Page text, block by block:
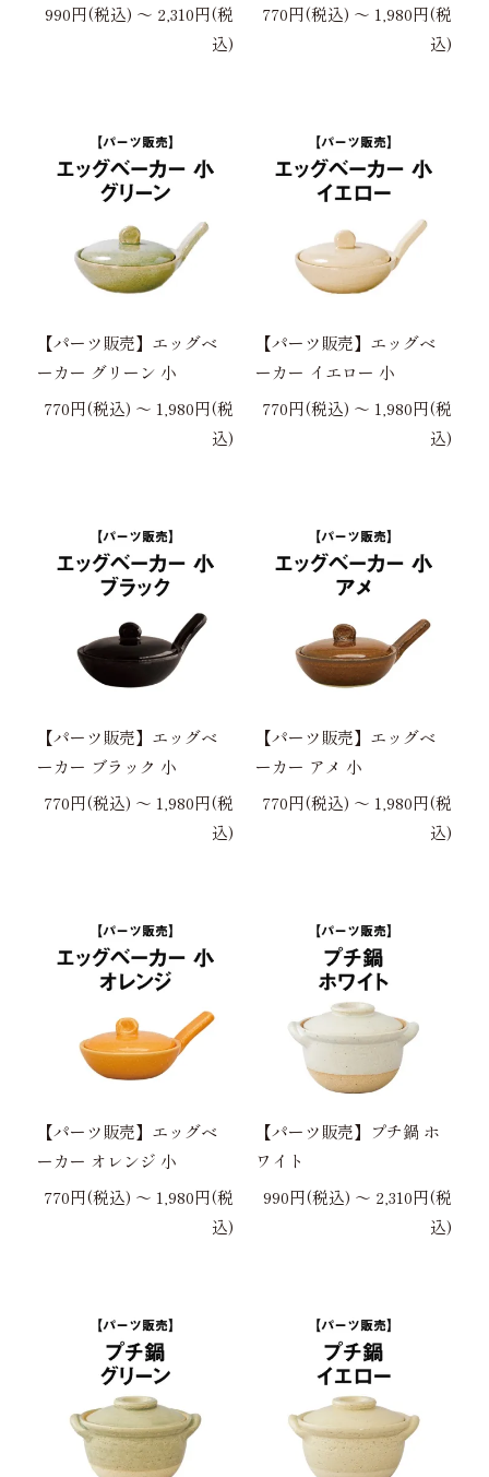
990円(税込) 〜 2,310円(税
込)
770円(税込) 〜 1,980円(税
込)
【パーツ販売】エッグベ
ーカー グリーン 小
770円(税込) 〜 1,980円(税
込)
【パーツ販売】エッグベ
ーカー イエロー 小
770円(税込) 〜 1,980円(税
込)
【パーツ販売】エッグベ
ーカー ブラック 小
770円(税込) 〜 1,980円(税
込)
【パーツ販売】エッグベ
ーカー アメ 小
770円(税込) 〜 1,980円(税
込)
【パーツ販売】エッグベ
ーカー オレンジ 小
770円(税込) 〜 1,980円(税
込)
【パーツ販売】プチ鍋 ホ
ワイト
990円(税込) 〜 2,310円(税
込)